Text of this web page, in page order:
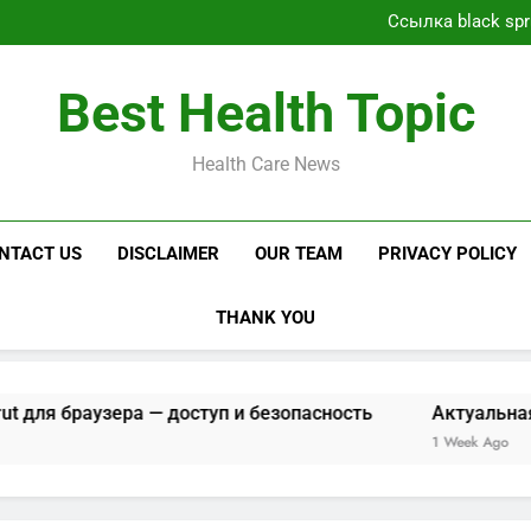
Ссылка black
Актуальная
Ссылка black
Актуальная
Best Health Topic
Health Care News
US DISCLAIMER OUR TEAM PRIVACY POLICY
THANK YOU
— доступ и безопасность Актуальная ссылка